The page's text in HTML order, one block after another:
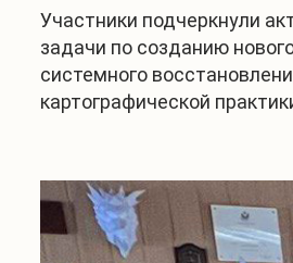
Участники подчеркнули
задачи по созданию
системного
картографической